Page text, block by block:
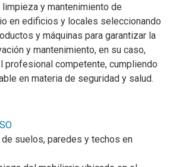
y mantenimiento de
en edificios y locales seleccionando
y máquinas para garantizar la
y mantenimiento, en su caso,
profesional competente, cumpliendo
en materia de seguridad y salud.
suelos, paredes y techos en